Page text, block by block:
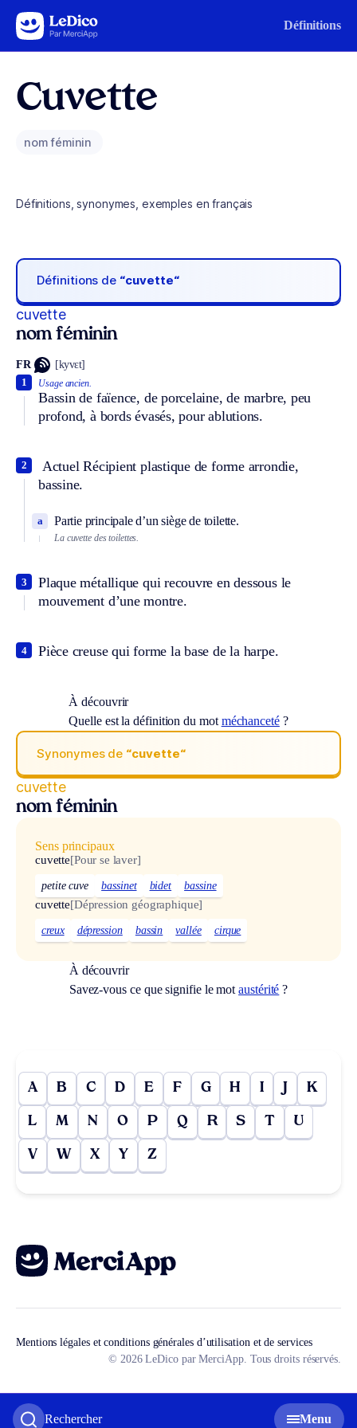
Aller au contenu Définitions
Rechercher Menu
Cuvette
nom féminin
Définitions, synonymes, exemples en français
Définitions de “cuvette“
cuvette
nom féminin
FR [kyvɛt]
Usage ancien.
Bassin de faïence, de porcelaine, de marbre, peu
profond, à bords évasés, pour ablutions.
1
Actuel Récipient plastique de forme arrondie,
bassine.
2
Partie principale d’un siège de toilette.
a
La cuvette des toilettes.
Plaque métallique qui recouvre en dessous le
mouvement d’une montre.
3
Pièce creuse qui forme la base de la harpe.
4
À découvrir
Quelle est la définition du mot méchanceté?
Synonymes de “cuvette“
cuvette
nom féminin
Sens principaux
cuvette[Pour se laver]
petite cuve bassinet bidet bassine
cuvette[Dépression géographique]
creux dépression bassin vallée cirque
À découvrir
Savez-vous ce que signifie le motaustérité ?
A B C D E F G H I J K
L M N O P Q R S T U
V W X Y Z
Mentions légales et conditions générales d’utilisation et de services
© 2026 LeDico par MerciApp. Tous droits réservés.